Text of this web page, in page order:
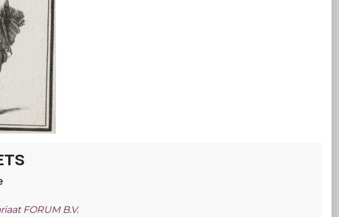
FORUM B.V.